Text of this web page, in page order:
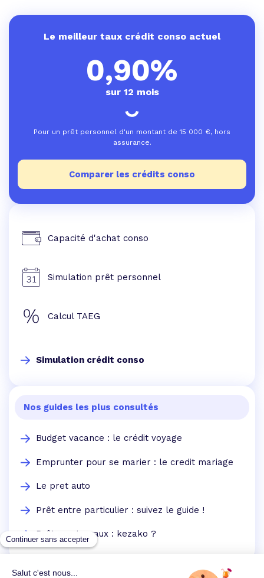
Le meilleur taux crédit conso actuel
0,90%
sur 12 mois
Pour un prêt personnel d'un montant de 15 000 €, hors
assurance.
Comparer les crédits conso
Capacité d'achat conso
Simulation prêt personnel
Calcul TAEG
Simulation crédit conso
Nos guides les plus consultés
Budget vacance : le crédit voyage
Emprunter pour se marier : le credit mariage
Le pret auto
Prêt entre particulier : suivez le guide !
Prêt eco travaux : kezako ?